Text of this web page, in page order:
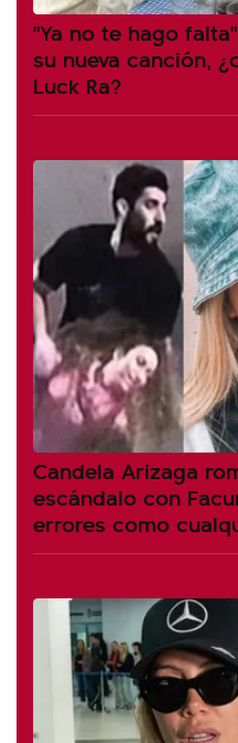
"Ya no te hago
su nueva canción,
Luck Ra?
Candela Arizaga
escándalo con
errores como